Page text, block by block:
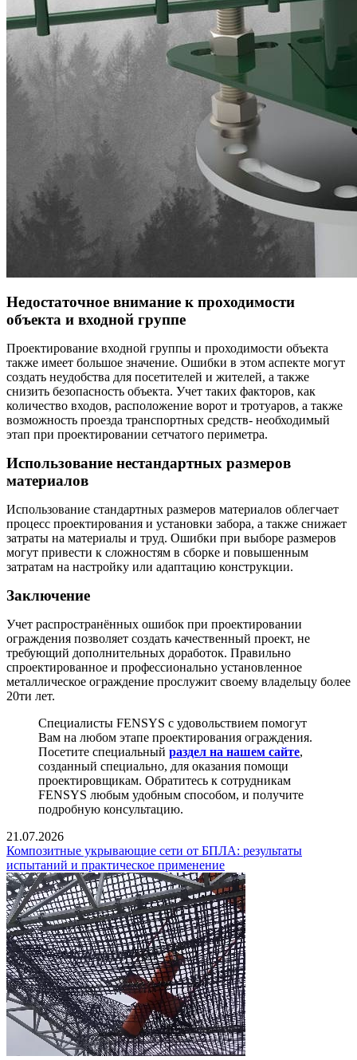
Недостаточное внимание к проходимости
объекта и входной группе
Проектирование входной группы и проходимости объекта
также имеет большое значение. Ошибки в этом аспекте могут
создать неудобства для посетителей и жителей, а также
снизить безопасность объекта. Учет таких факторов, как
количество входов, расположение ворот и тротуаров, а также
возможность проезда транспортных средств- необходимый
этап при проектировании сетчатого периметра.
Использование нестандартных размеров
материалов
Использование стандартных размеров материалов облегчает
процесс проектирования и установки забора, а также снижает
затраты на материалы и труд. Ошибки при выборе размеров
могут привести к сложностям в сборке и повышенным
затратам на настройку или адаптацию конструкции.
Заключение
Учет распространённых ошибок при проектировании
ограждения позволяет создать качественный проект, не
требующий дополнительных доработок. Правильно
спроектированное и профессионально установленное
металлическое ограждение прослужит своему владельцу более
20ти лет.
Специалисты FENSYS с удовольствием помогут
Вам на любом этапе проектирования ограждения.
Посетите специальный раздел на нашем сайте,
созданный специально, для оказания помощи
проектировщикам. Обратитесь к сотрудникам
FENSYS любым удобным способом, и получите
подробную консультацию.
21.07.2026
Композитные укрывающие сети от БПЛА: результаты
испытаний и практическое применение